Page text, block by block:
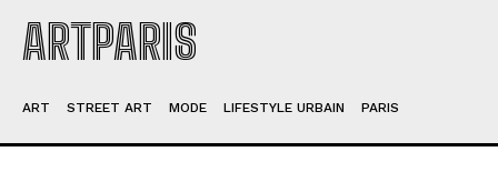
ARTPARIS
ART STREET ART MODE LIFESTYLE URBAIN PARIS